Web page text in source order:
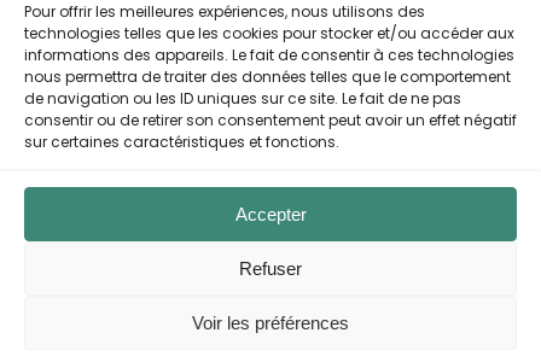
Pour offrir les meilleures expériences, nous utilisons des
technologies telles que les cookies pour stocker et/ou accéder aux
informations des appareils. Le fait de consentir à ces technologies
nous permettra de traiter des données telles que le comportement
de navigation ou les ID uniques sur ce site. Le fait de ne pas
consentir ou de retirer son consentement peut avoir un effet négatif
sur certaines caractéristiques et fonctions.
Accepter
Refuser
Voir les préférences
A propos
Réalisations
Actus
Contact
Conditions générales de vente
Mentions légales